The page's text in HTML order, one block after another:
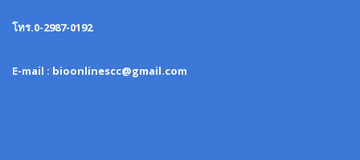
โทร.0-2987-0192
E-mail : bioonlinescc@gmail.com